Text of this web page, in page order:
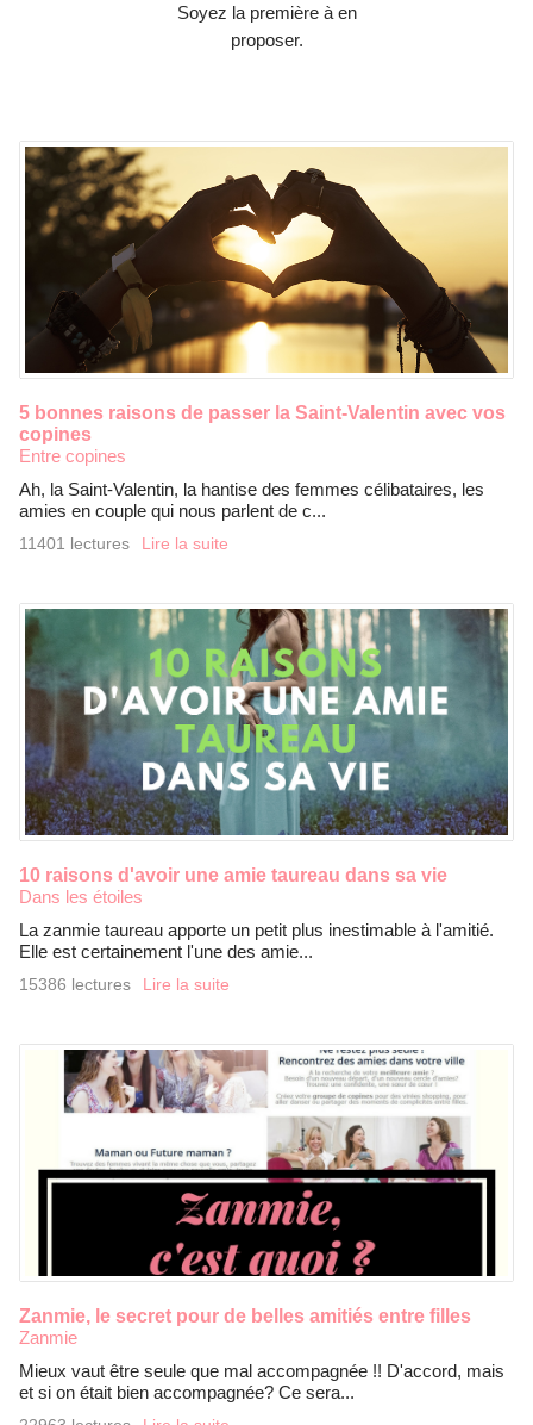
Soyez la première à en
proposer.
5 bonnes raisons de passer la Saint-Valentin avec vos
copines
Entre copines
Ah, la Saint-Valentin, la hantise des femmes célibataires, les
amies en couple qui nous parlent de c...
11401 lectures Lire la suite
10 raisons d'avoir une amie taureau dans sa vie
Dans les étoiles
La zanmie taureau apporte un petit plus inestimable à l'amitié.
Elle est certainement l'une des amie...
15386 lectures Lire la suite
Zanmie, le secret pour de belles amitiés entre filles
Zanmie
Mieux vaut être seule que mal accompagnée !! D'accord, mais
et si on était bien accompagnée? Ce sera...